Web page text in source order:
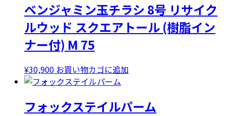
ベンジャミン玉チラシ 8号 リサイク
ルウッド スクエアトール (樹脂イン
ナー付) M 75
¥30,900 お買い物カゴに追加
フォックステイルパーム